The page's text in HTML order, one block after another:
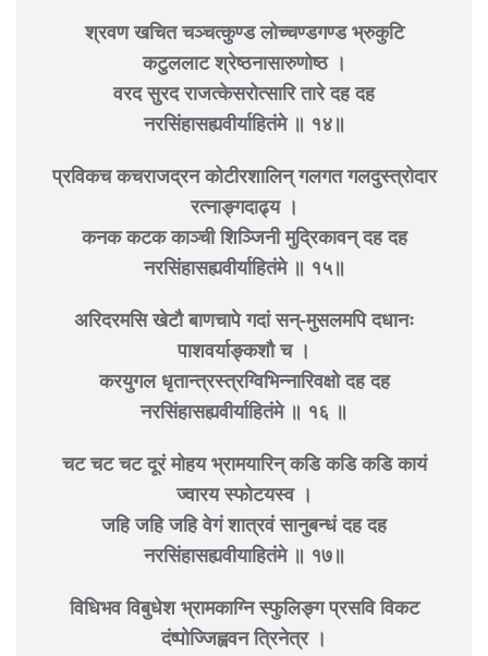
श्रवण खचित चञ्चत्कुण्ड लोच्चण्डगण्ड भ्रुकुटि
कटुललाट श्रेष्ठनासारुणोष्ठ ।
वरद सुरद राजत्केसरोत्सारि तारे दह दह
नरसिंहासह्यवीर्याहितंमे ॥ १४॥
प्रविकच कचराजद्रन कोटीरशालिन् गलगत गलदुस्त्रोदार
रत्नाङ्गदाढ्य ।
कनक कटक काञ्ची शिञ्जिनी मुद्रिकावन् दह दह
नरसिंहासह्यवीर्याहितंमे ॥ १५॥
अरिदरमसि खेटौ बाणचापे गदां सन्-मुसलमपि दधानः
पाशवर्याङ्कशौ च ।
करयुगल धृतान्त्रस्त्रग्विभिन्नारिवक्षो दह दह
नरसिंहासह्यवीर्याहितंमे ॥ १६ ॥
चट चट चट दूरं मोहय भ्रामयारिन् कडि कडि कडि कायं
ज्वारय स्फोटयस्व ।
जहि जहि जहि वेगं शात्रवं सानुबन्धं दह दह
नरसिंहासह्यवीयाहितंमे ॥ १७॥
विधिभव विबुधेश भ्रामकाग्नि स्फुलिङ्ग प्रसवि विकट
दंष्पोज्जिह्ववन त्रिनेत्र ।